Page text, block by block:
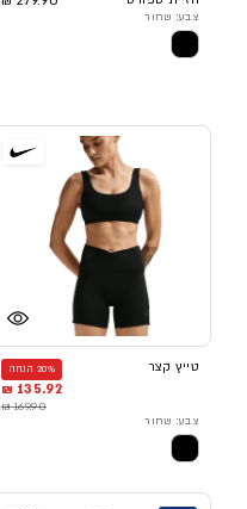
צבע: שחור
טייץ קצר 20% הנחה
135.92 ₪
169.90 ₪
צבע: שחור